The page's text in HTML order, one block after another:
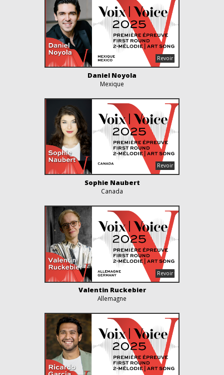
Daniel Noyola
Mexique
Sophie Naubert
Canada
Valentin Ruckebier
Allemagne